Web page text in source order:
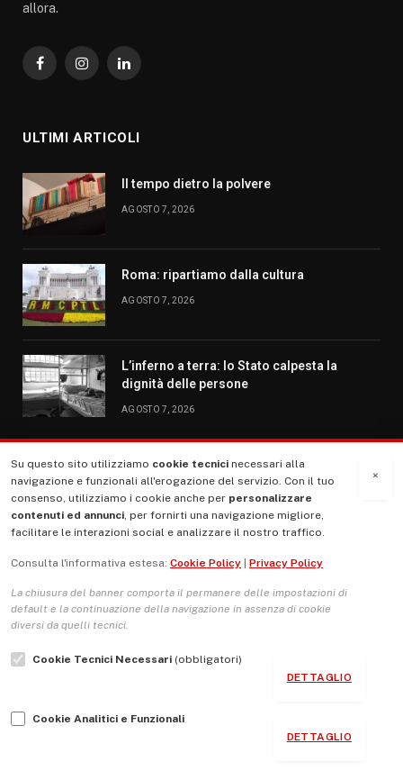
allora.
FacebookInstagramLinkedIn
ULTIMI ARTICOLI
Il tempo dietro la polvere
AGOSTO 7, 2026
Roma: ripartiamo dalla cultura
AGOSTO 7, 2026
L’inferno a terra: lo Stato calpesta la
dignità delle persone
AGOSTO 7, 2026
MENU
La Nostra Storia
Le Copertine
L’Associazione
Indirizzo Socio Politico Culturale
Guida per le autrici e gli autori
×
Su questo sito utilizziamo cookie tecnici necessari alla
navigazione e funzionali all'erogazione del servizio. Con il tuo
consenso, utilizziamo i cookie anche per personalizzare
contenuti ed annunci, per fornirti una navigazione migliore,
facilitare le interazioni social e analizzare il nostro traffico.
Consulta l'informativa estesa: Cookie Policy Privacy Policy
La chiusura del banner comporta il permanere delle impostazioni di
default e la continuazione della navigazione in assenza di cookie
diversi da quelli tecnici.
Cookie Tecnici Necessari (obbligatori)
DETTAGLIO
Cookie Analitici e Funzionali
DETTAGLIO